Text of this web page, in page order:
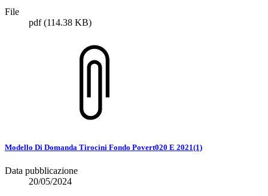
File
pdf(114.38 KB)
Modello Di Domanda Tirocini Fondo Povert020 E 2021(1)
Data pubblicazione
20/05/2024